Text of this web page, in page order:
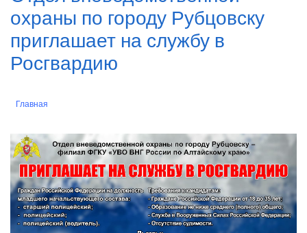
охраны по городу Рубцовску
приглашает на службу в
Росгвардию
Строка
Главная